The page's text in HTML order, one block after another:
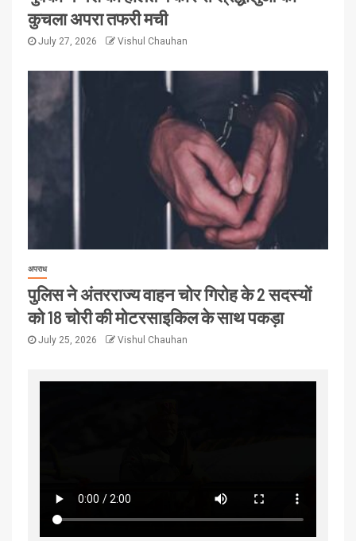
कुचला अपरा तफरी मची
July 27, 2026 Vishul Chauhan
अपराध
पुलिस ने अंतरराज्य वाहन चोर गिरोह के 2 सदस्यों
को 18 चोरी की मोटरसाइकिल के साथ पकड़ा
July 25, 2026 Vishul Chauhan